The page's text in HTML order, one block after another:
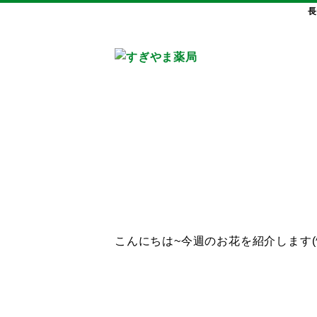
こんにちは~今週のお花を紹介します